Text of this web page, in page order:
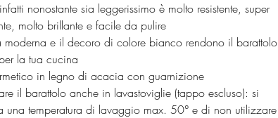
nonostante sia leggerissimo è molto resistente, super
molto brillante e facile da pulire
moderna e il decoro di colore bianco rendono il barattolo
la tua cucina
in legno di acacia con guarnizione
il barattolo anche in lavastoviglie (tappo escluso): si
una temperatura di lavaggio max. 50° e di non utilizzare